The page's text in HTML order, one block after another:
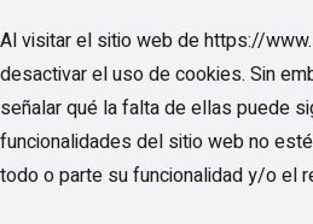
Al visitar el sitio web de https://
desactivar el uso de cookies. Sin
señalar qué la falta de ellas puede
funcionalidades del sitio web no
todo o parte su funcionalidad y/o el